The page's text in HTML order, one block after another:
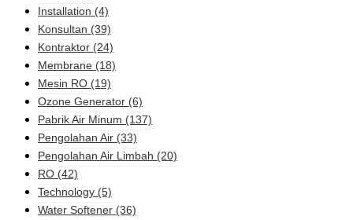
Installation (4)
Konsultan (39)
Kontraktor (24)
Membrane (18)
Mesin RO (19)
Ozone Generator (6)
Pabrik Air Minum (137)
Pengolahan Air (33)
Pengolahan Air Limbah (20)
RO (42)
Technology (5)
Water Softener (36)